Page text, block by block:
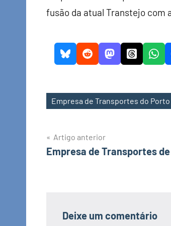
fusão da atual Transtejo com
Etiquetas
Empresa de Transportes do Porto
Navegação
de
Artigo anterior
Empresa de Transportes
Deixe um comentário